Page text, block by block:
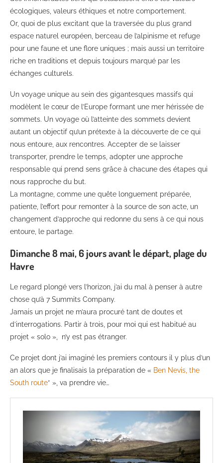
écologiques, valeurs éthiques et notre comportement.
Or, quoi de plus excitant que la traversée du plus grand
espace naturel européen, berceau de l’alpinisme et refuge
pour une faune et une flore uniques ; mais aussi un territoire
riche en traditions et depuis toujours marqué par les
échanges culturels.
Un voyage unique au sein des gigantesques massifs qui
modèlent le cœur de l’Europe formant une mer hérissée de
sommets. Un voyage où l’atteinte des sommets devient
autant un objectif qu’un prétexte à la découverte de ce qui
nous entoure, aux rencontres. Accepter de se laisser
transporter, prendre le temps, adopter une approche
responsable qui prend sens grâce à chacune des étapes qui
nous rapproche du but.
La montagne, comme une quête longuement préparée,
patiente, l’effort pour remonter à la source de son acte, un
changement d’approche qui redonne du sens à ce qui nous
entoure, le partage.
Dimanche 8 mai, 6 jours avant le départ, plage du
Havre
Le regard plongé vers l’horizon, j’ai du mal à penser à autre
chose qu’à 7 Summits Company.
Jamais un projet ne m’aura procuré tant de doutes et
d’interrogations. Partir à trois, pour moi qui est habitué au
projet « solo », n’y est pas étranger.
Ce projet dont j’ai imaginé les premiers contours il y plus d’un
an alors que je finalisais la préparation de « Ben Nevis, the
South route* », va prendre vie…